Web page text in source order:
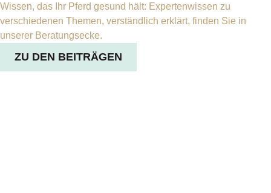
Wissen, das Ihr Pferd gesund hält: Expertenwissen zu
verschiedenen Themen, verständlich erklärt, finden Sie in
unserer Beratungsecke.
ZU DEN BEITRÄGEN